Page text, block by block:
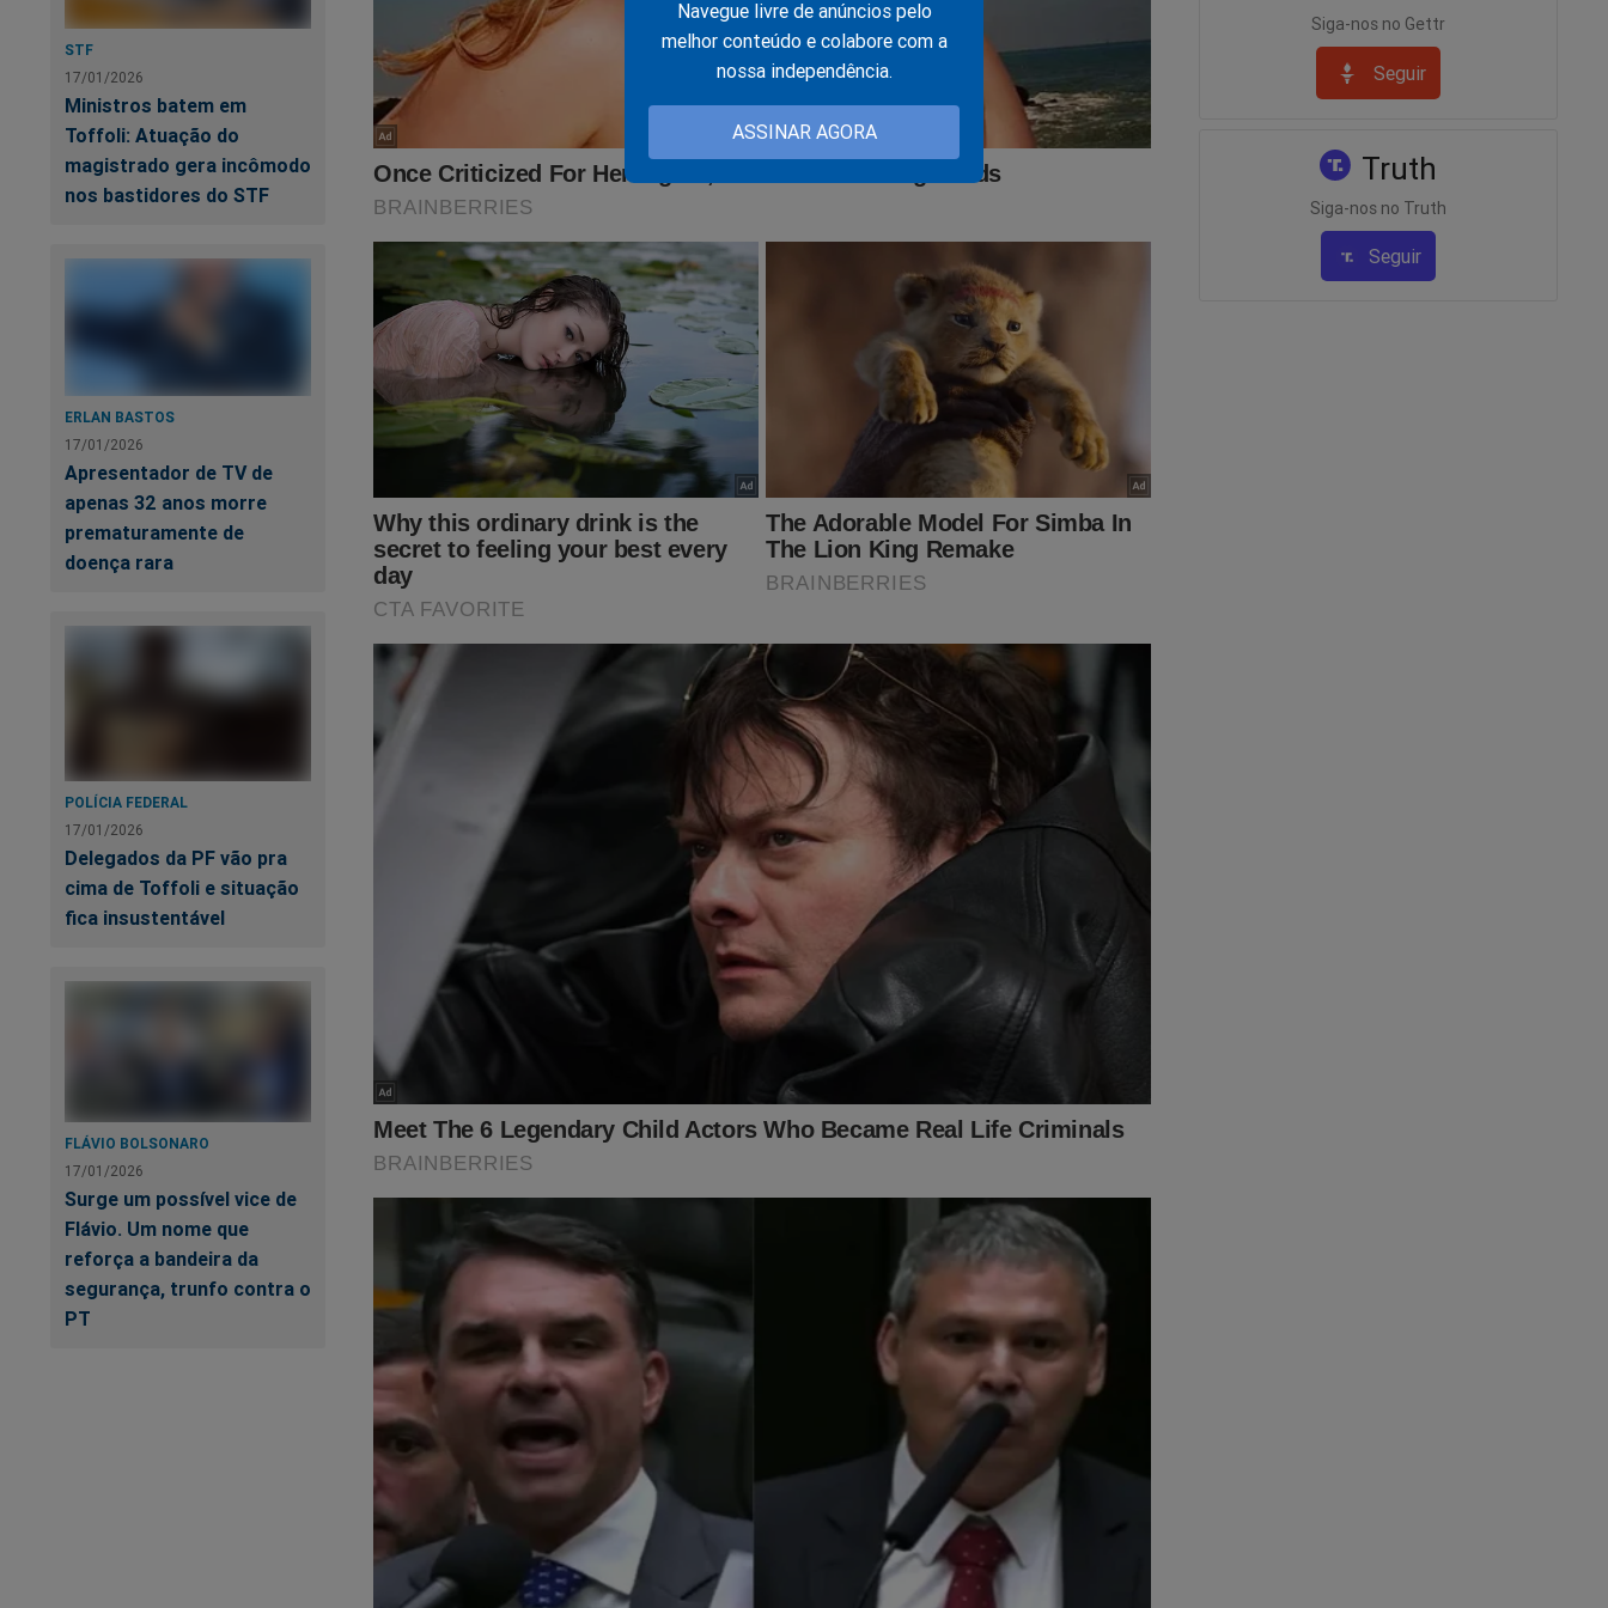
Navegue livre de anúncios pelo
melhor conteúdo e colabore com a
nossa independência.
ASSINAR AGORA
STF
17/01/2026
Ministros batem em
Toffoli: Atuação do
magistrado gera incômodo
nos bastidores do STF
ERLAN BASTOS
17/01/2026
Apresentador de TV de
apenas 32 anos morre
prematuramente de
doença rara
POLÍCIA FEDERAL
17/01/2026
Delegados da PF vão pra
cima de Toffoli e situação
fica insustentável
FLÁVIO BOLSONARO
17/01/2026
Surge um possível vice de
Flávio. Um nome que
reforça a bandeira da
segurança, trunfo contra o
PT
Neste livro, são enfatizados alguns pontos da vida do petista Luiz Inácio Lula da Silva que a
esquerda sempre tentou apagar. Sua derrocada é realidade! Aproveite enquanto é tempo e
adquira esse livro no link abaixo:
https://www.conteudoconservador.com.br/products/o-homem-mais-desonesto-do-brasil-a-
verdadeira-face-d...
Vale a pena o investimento!
Siga-nos no Gettr
Seguir
Truth
Siga-nos no Truth
Seguir